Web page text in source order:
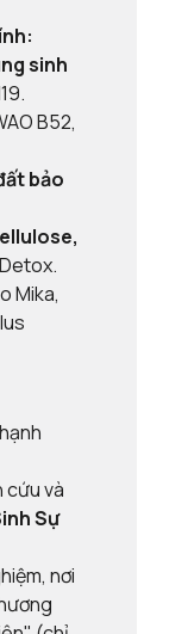
sinh
B52,
bảo
Mika,
cứu và
Sự
nơi